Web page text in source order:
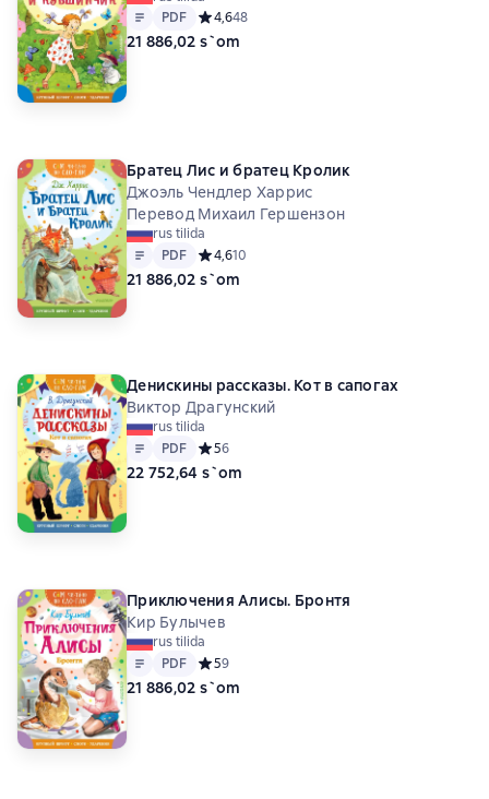
Matn
PDF
PDF Средний рейтинг 4,6 на основе 48 оценок
4,648
21 886,02 s`om
Братец Лис и братец Кролик
Джоэль Чендлер Харрис
Перевод Михаил Гершензон
rus tilida
Matn
PDF
PDF Средний рейтинг 4,6 на основе 10 оценок
4,610
21 886,02 s`om
Денискины рассказы. Кот в сапогах
Виктор Драгунский
rus tilida
Matn
PDF
PDF Средний рейтинг 5 на основе 6 оценок
56
22 752,64 s`om
Приключения Алисы. Бронтя
Кир Булычев
rus tilida
Matn
PDF
PDF Средний рейтинг 5 на основе 9 оценок
59
21 886,02 s`om